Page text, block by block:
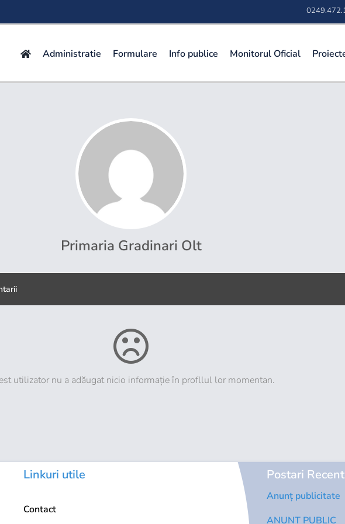
Administratie Formulare Info publice Monitorul Oficial
Primaria Gradinari Olt
utilizator nu a adăugat nicio informație în profllul lor momentan.
Linkuri utile
Contact
Postari
Anunț publicitate
ANUNT PUBLIC